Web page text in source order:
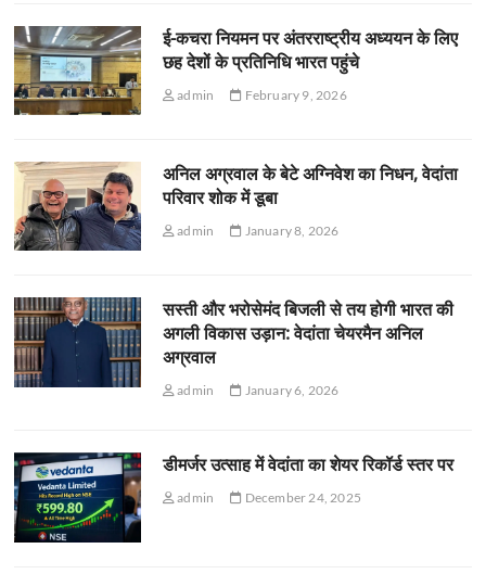
ई-कचरा नियमन पर अंतरराष्ट्रीय अध्ययन के लिए
छह देशों के प्रतिनिधि भारत पहुंचे
admin February 9, 2026
अनिल अग्रवाल के बेटे अग्निवेश का निधन, वेदांता
परिवार शोक में डूबा
admin January 8, 2026
सस्ती और भरोसेमंद बिजली से तय होगी भारत की
अगली विकास उड़ान: वेदांता चेयरमैन अनिल
अग्रवाल
admin January 6, 2026
डीमर्जर उत्साह में वेदांता का शेयर रिकॉर्ड स्तर पर
admin December 24, 2025